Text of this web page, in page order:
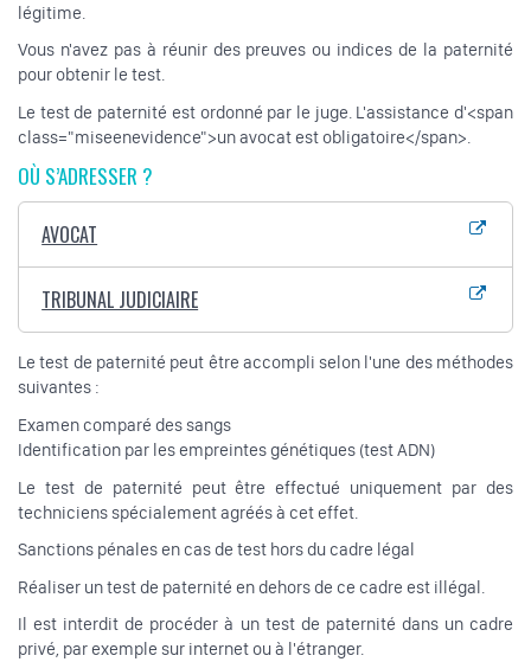
légitime.
Vous n'avez pas à réunir des preuves ou indices de la paternité
pour obtenir le test.
Le test de paternité est ordonné par le juge. L'assistance d'<span
class="miseenevidence">un avocat est obligatoire</span>.
OÙ S’ADRESSER ?
AVOCAT
TRIBUNAL JUDICIAIRE
Le test de paternité peut être accompli selon l'une des méthodes
suivantes :
Examen comparé des sangs
Identification par les empreintes génétiques (test ADN)
Le test de paternité peut être effectué uniquement par des
techniciens spécialement agréés à cet effet.
Sanctions pénales en cas de test hors du cadre légal
Réaliser un test de paternité en dehors de ce cadre est illégal.
Il est interdit de procéder à un test de paternité dans un cadre
privé, par exemple sur internet ou à l'étranger.